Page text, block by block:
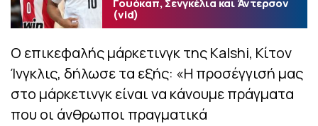
(vid)
Ο επικεφαλής μάρκετινγκ της Kalshi, Κίτον
Ίνγκλις, δήλωσε τα εξής: «Η προσέγγισή μας
στο μάρκετινγκ είναι να κάνουμε πράγματα
που οι άνθρωποι πραγματικά